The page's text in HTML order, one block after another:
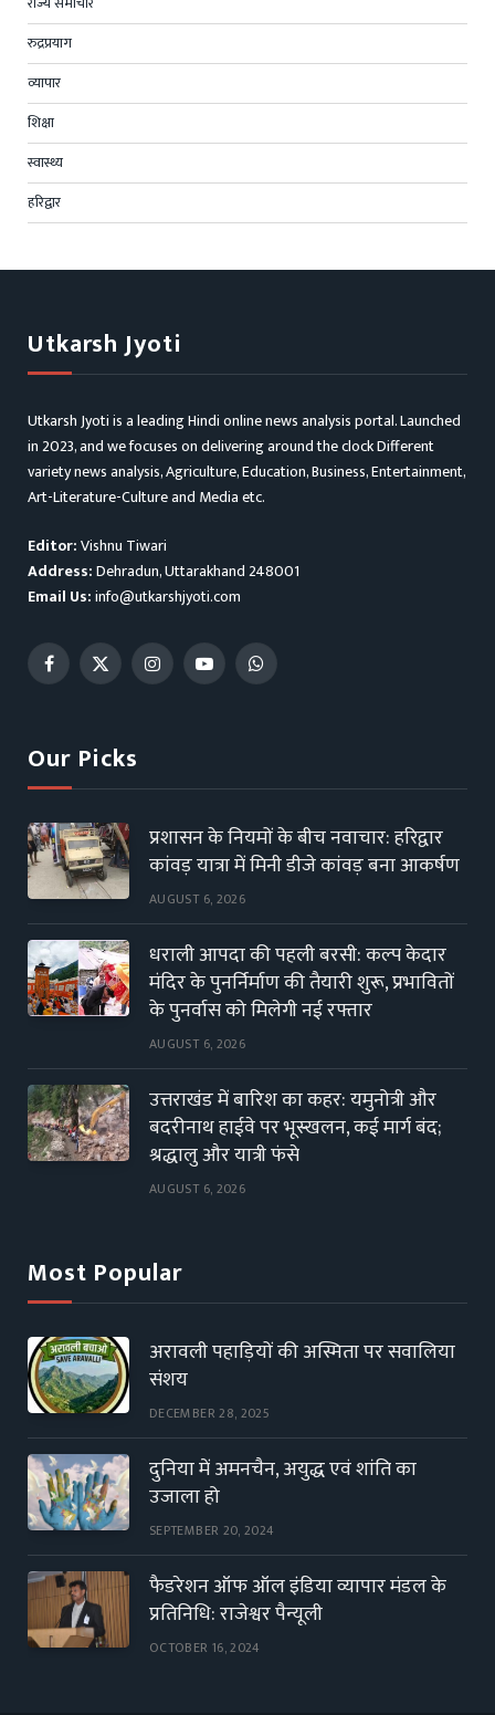
रुद्रप्रयाग
व्यापार
शिक्षा
स्वास्थ्य
हरिद्वार
Utkarsh Jyoti
Utkarsh Jyoti is a leading Hindi online news analysis portal. Launched
in 2023, and we focuses on delivering around the clock Different
variety news analysis, Agriculture, Education, Business, Entertainment,
Art-Literature-Culture and Media etc.
Editor:Vishnu Tiwari
Address:Dehradun, Uttarakhand 248001
Email Us:info@utkarshjyoti.com
Facebook
X
InstagramYouTubeWhatsApp
Our Picks
प्रशासन के नियमों के बीच नवाचार: हरिद्वार
कांवड़ यात्रा में मिनी डीजे कांवड़ बना आकर्षण
AUGUST 6, 2026
धराली आपदा की पहली बरसी: कल्प केदार
मंदिर के पुनर्निर्माण की तैयारी शुरू, प्रभावितों
के पुनर्वास को मिलेगी नई रफ्तार
AUGUST 6, 2026
उत्तराखंड में बारिश का कहर: यमुनोत्री और
बदरीनाथ हाईवे पर भूस्खलन, कई मार्ग बंद;
श्रद्धालु और यात्री फंसे
AUGUST 6, 2026
Most Popular
अरावली पहाड़ियों की अस्मिता पर सवालिया
संशय
DECEMBER 28, 2025
दुनिया में अमनचैन, अयुद्ध एवं शांति का
उजाला हो
SEPTEMBER 20, 2024
फैडरेशन ऑफ ऑल इंडिया व्यापार मंडल के
प्रतिनिधि: राजेश्वर पैन्यूली
OCTOBER 16, 2024